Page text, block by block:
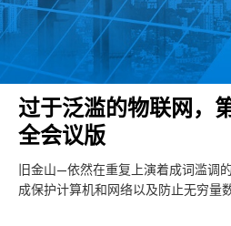
过于泛滥的物联网，
全会议版
旧金山—依然在重复上演着成词滥调
成保护计算机和网络以及防止无穷量